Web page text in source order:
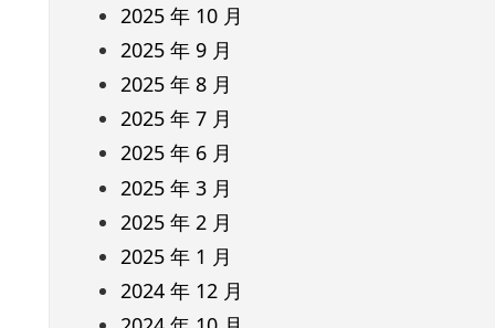
2025 年 10 月
2025 年 9 月
2025 年 8 月
2025 年 7 月
2025 年 6 月
2025 年 3 月
2025 年 2 月
2025 年 1 月
2024 年 12 月